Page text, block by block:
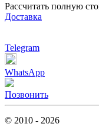
Рассчитать полную
Доставка
Telegram
WhatsApp
Позвонить
© 2010 - 2026